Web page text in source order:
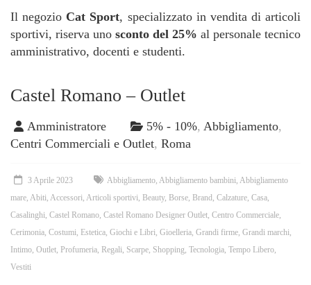
Il negozio Cat Sport, specializzato in vendita di articoli
sportivi, riserva uno sconto del 25% al personale tecnico
amministrativo, docenti e studenti.
Castel Romano – Outlet
Amministratore 5% - 10%, Abbigliamento,
Centri Commerciali e Outlet, Roma
3 Aprile 2023 Abbigliamento Abbigliamento bambini Abbigliamento
mare Abiti Accessori Articoli sportivi Beauty, Borse Brand Calzature Casa
Casalinghi Castel Romano Castel Romano Designer Outlet Centro Commerciale
Cerimonia Costumi Estetica Giochi e Libri Gioelleria Grandi firme Grandi marchi
Intimo Outlet Profumeria Regali Scarpe Shopping Tecnologia Tempo Libero
Vestiti